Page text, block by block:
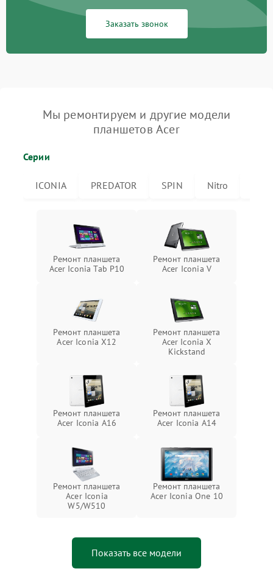
Заказать звонок
Мы ремонтируем и другие модели
планшетов Acer
Серии
ICONIA PREDATOR SPIN Nitro
Ремонт планшета
Acer Iconia Tab P10
Ремонт планшета
Acer Iconia V
Ремонт планшета
Acer Iconia X12
Ремонт планшета
Acer Iconia X
Kickstand
Ремонт планшета
Acer Iconia A16
Ремонт планшета
Acer Iconia A14
Ремонт планшета
Acer Iconia
W5/W510
Ремонт планшета
Acer Iconia One 10
Показать все модели